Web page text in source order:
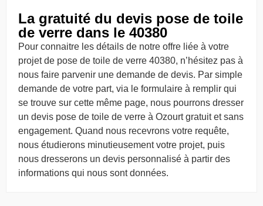
La gratuité du devis pose de toile
de verre dans le 40380
Pour connaitre les détails de notre offre liée à votre
projet de pose de toile de verre 40380, n’hésitez pas à
nous faire parvenir une demande de devis. Par simple
demande de votre part, via le formulaire à remplir qui
se trouve sur cette même page, nous pourrons dresser
un devis pose de toile de verre à Ozourt gratuit et sans
engagement. Quand nous recevrons votre requête,
nous étudierons minutieusement votre projet, puis
nous dresserons un devis personnalisé à partir des
informations qui nous sont données.